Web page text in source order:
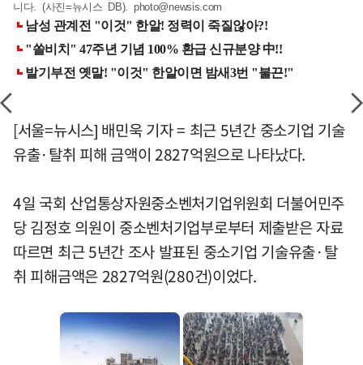
니다. (사진=뉴시스 DB). photo@newsis.com
[서울=뉴시스] 배민욱 기자 = 최근 5년간 중소기업 기술
유출·탈취 피해 금액이 2827억원으로 나타났다.
4일 국회 산업통상자원중소벤처기업위원회 더불어민주
당 김정호 의원이 중소벤처기업부로부터 제출받은 자료
따르면 최근 5년간 조사 발표된 중소기업 기술유출·탈
취 피해금액은 2827억원(280건)이었다.